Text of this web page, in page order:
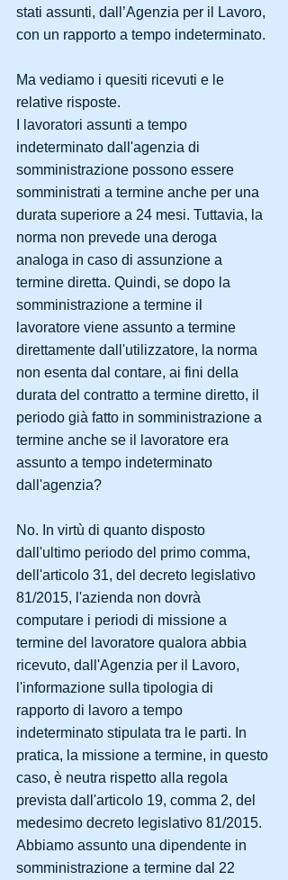
stati assunti, dall’Agenzia per il Lavoro,
con un rapporto a tempo indeterminato.
Ma vediamo i quesiti ricevuti e le
relative risposte.
I lavoratori assunti a tempo
indeterminato dall'agenzia di
somministrazione possono essere
somministrati a termine anche per una
durata superiore a 24 mesi. Tuttavia, la
norma non prevede una deroga
analoga in caso di assunzione a
termine diretta. Quindi, se dopo la
somministrazione a termine il
lavoratore viene assunto a termine
direttamente dall'utilizzatore, la norma
non esenta dal contare, ai fini della
durata del contratto a termine diretto, il
periodo già fatto in somministrazione a
termine anche se il lavoratore era
assunto a tempo indeterminato
dall'agenzia?
No. In virtù di quanto disposto
dall'ultimo periodo del primo comma,
dell'articolo 31, del decreto legislativo
81/2015, l'azienda non dovrà
computare i periodi di missione a
termine del lavoratore qualora abbia
ricevuto, dall'Agenzia per il Lavoro,
l'informazione sulla tipologia di
rapporto di lavoro a tempo
indeterminato stipulata tra le parti. In
pratica, la missione a termine, in questo
caso, è neutra rispetto alla regola
prevista dall'articolo 19, comma 2, del
medesimo decreto legislativo 81/2015.
Abbiamo assunto una dipendente in
somministrazione a termine dal 22